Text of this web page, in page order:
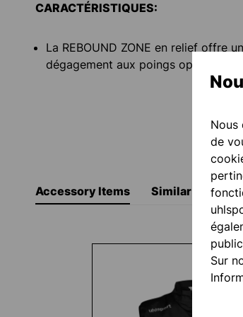
CARACTÉRISTIQUES:
La REBOUND ZONE en relief offre
dégagement aux poings optimal
Accessory Items Similar Items
Ignorer la galerie de
Nous
de
Sur